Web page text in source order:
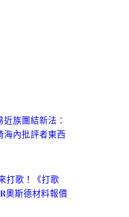
族團結新法：
海內批評者東西
打歌！《打歌
奧斯德材料報價